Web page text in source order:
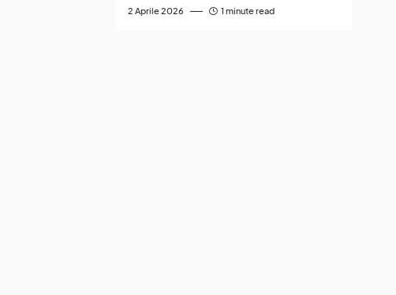
2 Aprile 2026 1 minute read